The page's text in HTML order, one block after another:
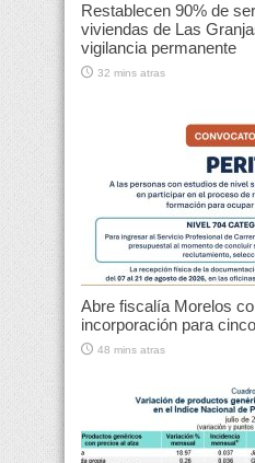
Restablecen 90% de
viviendas de Las
vigilancia permanente
32 mins atras
Abre fiscalía Morelos
incorporación para
48 mins atras